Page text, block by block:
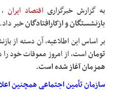
به گزارش خبرگزاری اقتصاد ایران ،
بازنشستگان و ازکارافتادگانخبر داد.
بر اساس این اطلاعیه، آن دسته از
توماناست، از امروز معوقات خود
همزمان آغاز شده است.
سازمان تأمین اجتماعی همچنین